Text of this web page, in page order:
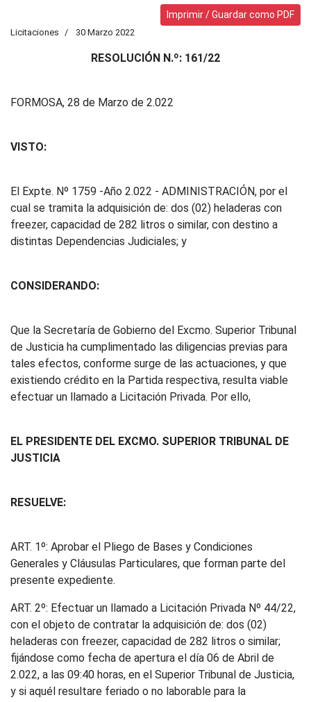
Imprimir / Guardar como PDF
Licitaciones 30 Marzo 2022
RESOLUCIÓN N.º: 161/22
FORMOSA, 28 de Marzo de 2.022
VISTO:
El Expte. Nº 1759 -Año 2.022 - ADMINISTRACIÓN, por el
cual se tramita la adquisición de: dos (02) heladeras con
freezer, capacidad de 282 litros o similar, con destino a
distintas Dependencias Judiciales; y
CONSIDERANDO:
Que la Secretaría de Gobierno del Excmo. Superior Tribunal
de Justicia ha cumplimentado las diligencias previas para
tales efectos, conforme surge de las actuaciones, y que
existiendo crédito en la Partida respectiva, resulta viable
efectuar un llamado a Licitación Privada. Por ello,
EL PRESIDENTE DEL EXCMO. SUPERIOR TRIBUNAL DE
JUSTICIA
RESUELVE:
ART. 1º: Aprobar el Pliego de Bases y Condiciones
Generales y Cláusulas Particulares, que forman parte del
presente expediente.
ART. 2º: Efectuar un llamado a Licitación Privada Nº 44/22,
con el objeto de contratar la adquisición de: dos (02)
heladeras con freezer, capacidad de 282 litros o similar;
fijándose como fecha de apertura el día 06 de Abril de
2.022, a las 09:40 horas, en el Superior Tribunal de Justicia,
y si aquél resultare feriado o no laborable para la